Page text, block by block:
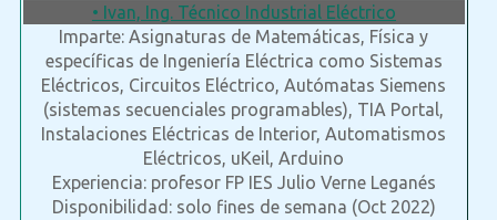
• Ivan, Ing. Técnico Industrial Eléctrico
Imparte: Asignaturas de Matemáticas, Física y
específicas de Ingeniería Eléctrica como Sistemas
Eléctricos, Circuitos Eléctrico, Autómatas Siemens
(sistemas secuenciales programables), TIA Portal,
Instalaciones Eléctricas de Interior, Automatismos
Eléctricos, uKeil, Arduino
Experiencia: profesor FP IES Julio Verne Leganés
Disponibilidad: solo fines de semana (Oct 2022)